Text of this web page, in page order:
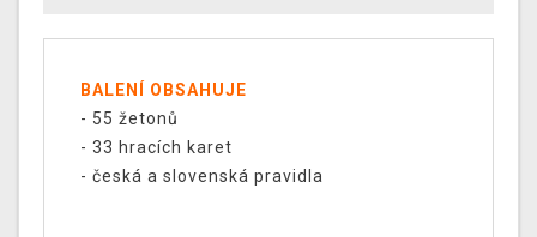
BALENÍ OBSAHUJE
- 55 žetonů
- 33 hracích karet
- česká a slovenská pravidla